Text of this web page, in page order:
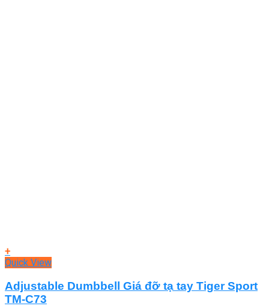
+
Quick View
Adjustable Dumbbell Giá đỡ tạ tay Tiger Sport
TM-C73